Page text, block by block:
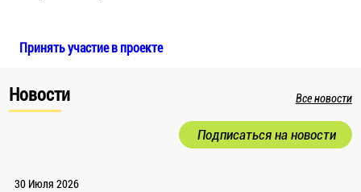
Принять участие в проекте
Новости Все новости
Подписаться на новости
30 Июля 2026